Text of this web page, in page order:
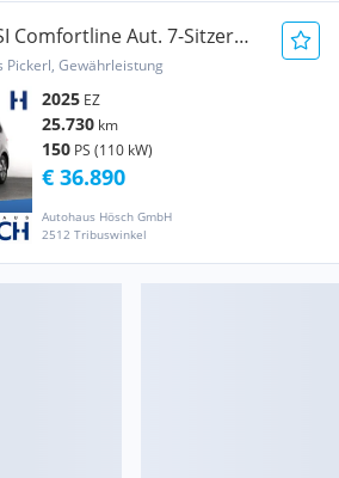
Comfortline Aut. 7-Sitzer
Pickerl, Gewährleistung
2025 EZ
25.730 km
150 PS (110 kW)
Autohaus Hösch GmbH
2512 Tribuswinkel
€ 36.890